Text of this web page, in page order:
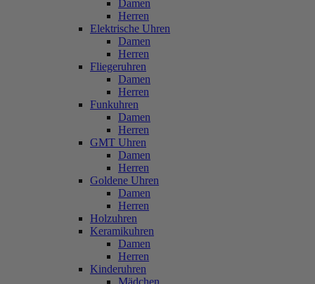
Damen
Herren
Elektrische Uhren
Damen
Herren
Fliegeruhren
Damen
Herren
Funkuhren
Damen
Herren
GMT Uhren
Damen
Herren
Goldene Uhren
Damen
Herren
Holzuhren
Keramikuhren
Damen
Herren
Kinderuhren
Mädchen